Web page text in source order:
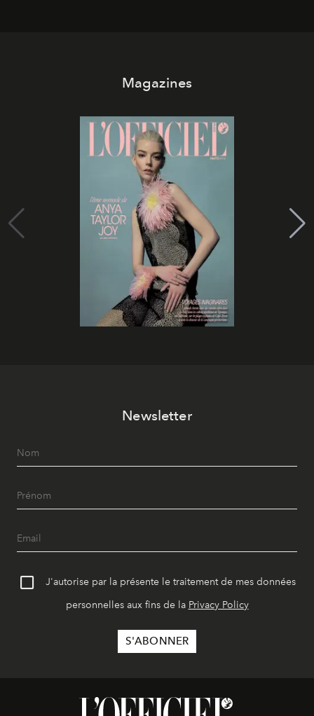
Magazines
Newsletter
J'autorise par la présente le traitement de mes données
personnelles aux fins de la Privacy Policy